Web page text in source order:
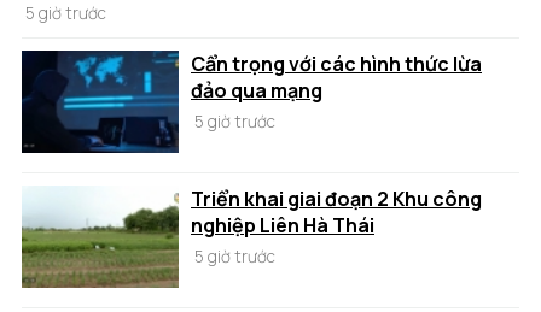
5 giờ trước
Cẩn trọng với các hình thức lừa
đảo qua mạng
5 giờ trước
Triển khai giai đoạn 2 Khu công
nghiệp Liên Hà Thái
5 giờ trước